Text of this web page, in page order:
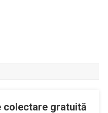
colectare gratuită